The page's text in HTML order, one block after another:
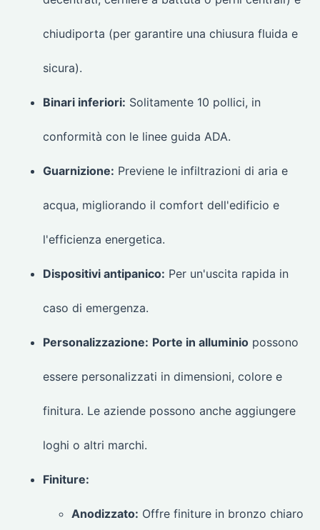
chiudiporta (per garantire una chiusura fluida e
sicura).
Binari inferiori: Solitamente 10 pollici, in
conformità con le linee guida ADA.
Guarnizione: Previene le infiltrazioni di aria e
acqua, migliorando il comfort dell'edificio e
l'efficienza energetica.
Dispositivi antipanico: Per un'uscita rapida in
caso di emergenza.
Personalizzazione: Porte in alluminio possono
essere personalizzati in dimensioni, colore e
finitura. Le aziende possono anche aggiungere
loghi o altri marchi.
Finiture:
Anodizzato: Offre finiture in bronzo chiaro